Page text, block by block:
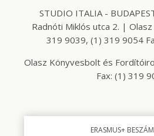
STUDIO ITALIA -
Radnóti Miklós utca 2. |
319 9039, (1) 319 9054
Olasz Könyvesbolt és
Fax: (1) 319
ERASMUS+